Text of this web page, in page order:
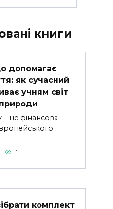
книги
допомагає
як сучасний
учням світ
– це фінансова
1
комплект